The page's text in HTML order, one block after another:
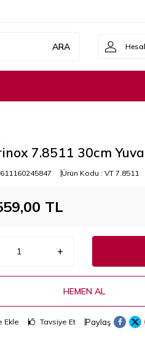
ARA
7.8511 30cm
Ürün Kodu : VT 7.8511
TL
HEMEN AL
Ekle Tavsiye Et Paylaş